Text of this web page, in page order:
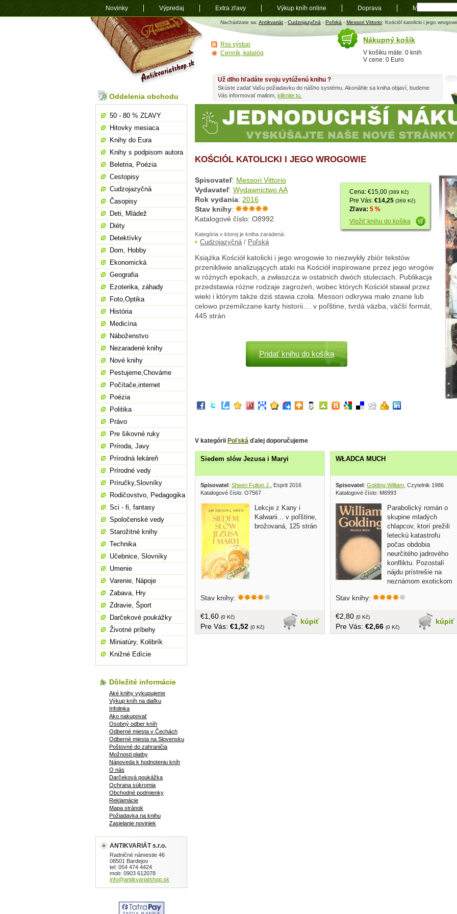
Antikvariát
shop.sk
Nachádzate sa: Antikvariát - Cudzojazyčná - Poľská - Messori Vittorio: Kościól katolicki i jego
KOŚCIÓL KATOLICKI I JEGO WROGOWIE
Cena: €15,00 (389 Kč)
Pre Vás: €14,25 (369 Kč)
Zľava: 5 %
Vložiť knihu do košika
Spisovateľ: Messori Vittorio
Vydavateľ: Wydawnictwo AA
Rok vydania: 2016
Stav knihy:
Katalogové číslo: O8992
Kategória v ktorej je kniha zaradená:
Cudzojazyčná/ Poľská
Książka Kościół katolicki i jego wrogowie to niezwykły zbiór tekstów
przenikliwie analizujących ataki na Kościół inspirowane przez jego wrogów
w różnych epokach, a zwłaszcza w ostatnich dwóch stuleciach. Publikacja
przedstawia różne rodzaje zagrożeń, wobec których Kościół stawał przez
wieki i którym także dziś stawia czoła. Messori odkrywa mało znane lub
celowo przemilczane karty historii.... v poľštine, tvrdá väzba, väčší formát,
445 strán
Pridať knihu do košíka
V kategórii Poľská ďalej doporučujeme
Siedem slów Jezusa i Maryi
Spisovatel: Sheen Fulton J.
, Esprit 2016
Katalogové číslo: O7567
Lekcje z Kany i
Kalwarii... v poľštine,
brožovaná, 125 strán
Stav knihy:
kúpiť
€1,60 (0 Kč)
Pre Vás: €1,52 (0 Kč)
WŁADCA MUCH
Spisovatel: Golding William , Czytelnik 1986
Katalogové číslo: M6993
Parabolický román o
skupine mladých
chlapcov, ktorí prežili
leteckú katastrofu
počas obdobia
neurčitého jadrového
konfliktu. Pozostalí
nájdu prístrešie na
neznámom exotickom
rozdielom sa pokúšajú rekonštruovať
Bohužiaľ, rozumné a obozretné úsilie
niektorých chlapcov sa zmenilo na
nepríjemnosť, keď skupina postupne
Stav knihy:
kúpiť
€2,80 (0 Kč)
Pre Vás: €2,66 (0 Kč)
Už dlho hľadáte svoju vytúženú knihu ?
Skúste zadať Vašu požiadavku do nášho systému. Akonáhle sa kniha objaví, budeme
Vás informovať mailom, kliknite tu.
Oddelenia obchodu
50 - 80 % ZĽAVY
Hitovky mesiaca
Knihy do Eura
Knihy s podpisom autora
Beletria, Poézia
Cestopisy
Cudzojazyčná
Časopisy
Deti, Mládež
Diéty
Detektívky
Dom, Hobby
Ekonomická
Geografia
Ezoterika, záhady
Foto,Optika
História
Medicína
Náboženstvo
Nezaradené knihy
Nové knihy
Pestujeme,Chováme
Počítače,internet
Poézia
Politika
Právo
Pre šikovné ruky
Príroda, Javy
Prírodná lekáreň
Prírodné vedy
Príručky,Slovníky
Rodičovstvo, Pedagogika
Sci - fi, fantasy
Spoločenské vedy
Starožitné knihy
Technika
Učebnice, Slovníky
Umenie
Varenie, Nápoje
Zabava, Hry
Zdravie, Šport
Darčekové poukážky
Životné príbehy
Miniatúry, Kolibrík
Knižné Edície
Dôležité informácie
Aké knihy vykupujeme
Výkup kníh na diaľku
Infolinka
Ako nakupovať
Osobný odber kníh
Odberné miesta v Čechách
Odberné miesta na Slovensku
Poštovné do zahraničia
Možnosti platby
Nápoveda k hodnoteniu kníh
O nás
Darčeková poukážka
Ochrana súkromia
Obchodné podmienky
Reklamácie
Mapa stránok
Požiadavka na knihu
Zasielanie noviniek
ANTIKVARIÁT s.r.o.
Radničné námestie 46
08501 Bardejov
tel: 054 474 4424
mob: 0903 612078
info@antikvariatshop.sk
Nákupný košík
V košíku máte: 0 knih
V cene: 0 Euro
Rss výstup
Cenník, katalóg
Novinky Výpredaj Extra zľavy Výkup kníh online Doprava Mapa